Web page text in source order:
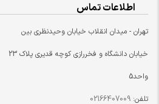
اطلاعات تماس
تهران - میدان انقلاب خیابان وحیدنظری بین
خیابان دانشگاه و فخررازی کوچه قدیری پلاک 23
واحد5
تلفن: 02166407009